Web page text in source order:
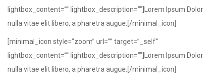
lightbox_content=”” lightbox_description=””]Lorem Ipsum Dolor
nulla vitae elit libero, a pharetra augue.[/minimal_icon]
[minimal_icon style=”zoom” url=”” target=”_self”
lightbox_content=”” lightbox_description=””]Lorem Ipsum Dolor
nulla vitae elit libero, a pharetra augue.[/minimal_icon]